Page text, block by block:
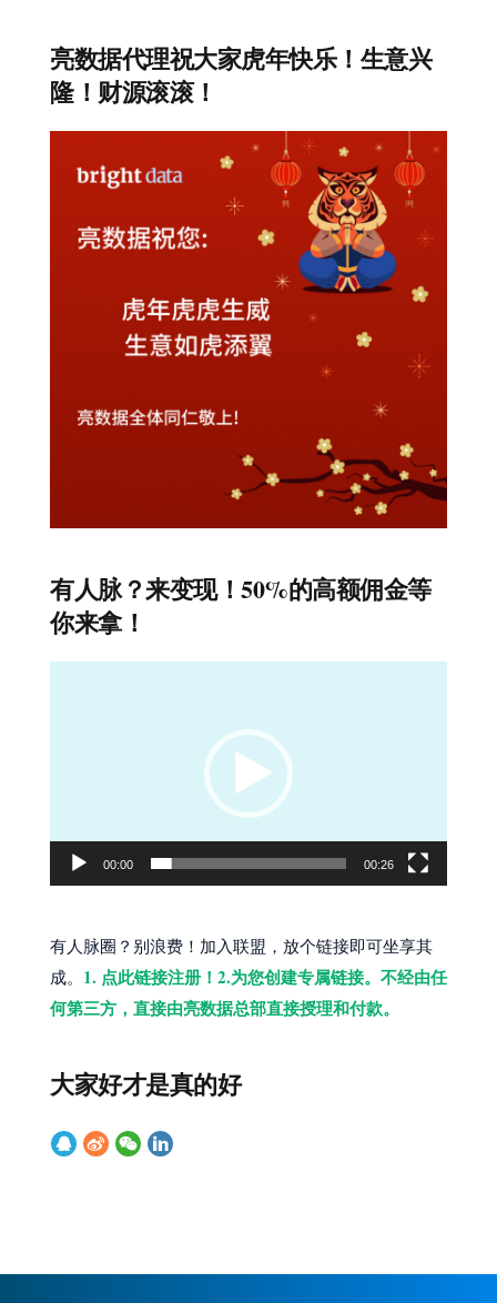
亮数据代理祝大家虎年快乐！生意兴
隆！财源滚滚！
有人脉？来变现！50%的高额佣金等
你来拿！
00:00 00:26
有人脉圈？别浪费！加入联盟，放个链接即可坐享其
成。 1. 点此链接注册！2.为您创建专属链接。不经由任
何第三方，直接由亮数据总部直接授理和付款。
大家好才是真的好